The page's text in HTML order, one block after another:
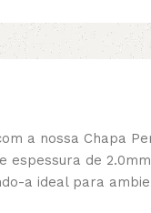
a nossa Chapa
espessura de
a ideal para